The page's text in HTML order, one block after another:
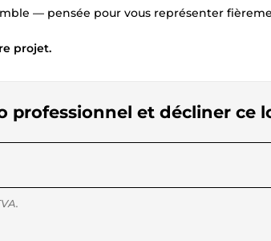
— pensée pour vous représenter
projet.
professionnel et décliner ce